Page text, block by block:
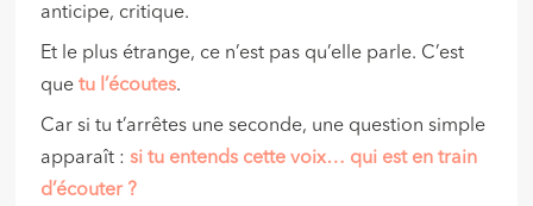
anticipe, critique.
Et le plus étrange, ce n’est pas qu’elle parle. C’est
quetu l’écoutes.
Car si tu t’arrêtes une seconde, une question simple
apparaît :si tu entends cette voix… qui est en train
d’écouter ?